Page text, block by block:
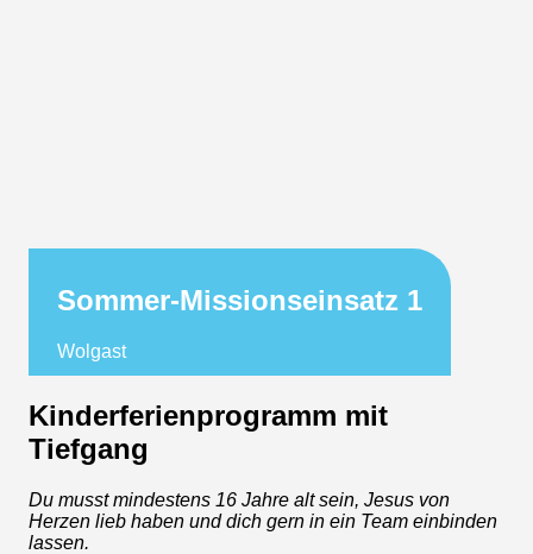
Sommer-Missionseinsatz 1
Wolgast
Kinderferienprogramm mit
Tiefgang
Du musst mindestens 16 Jahre alt sein, Jesus von
Herzen lieb haben und dich gern in ein Team einbinden
lassen.